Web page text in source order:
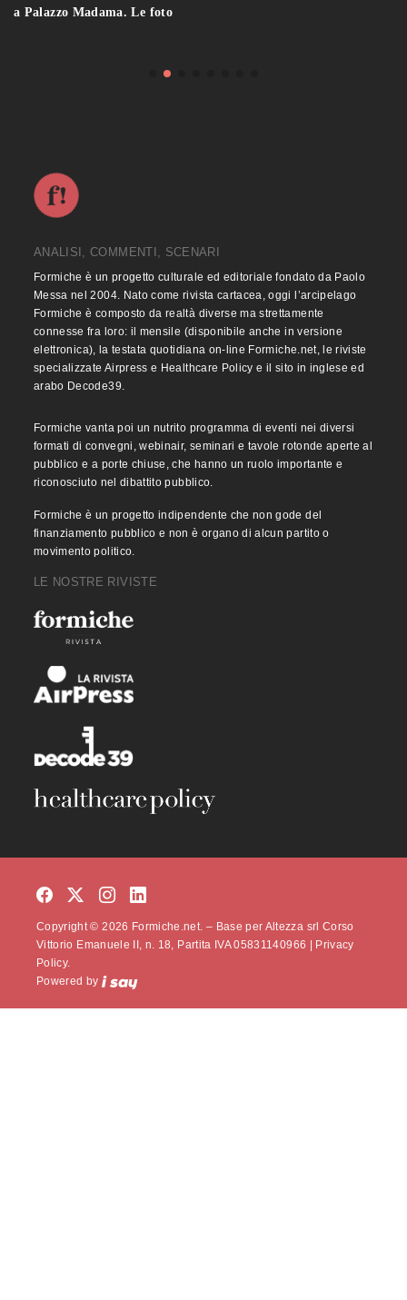
a Palazzo Madama. Le foto
ANALISI, COMMENTI, SCENARI
Formiche è un progetto culturale ed editoriale fondato da Paolo
Messa nel 2004. Nato come rivista cartacea, oggi l’arcipelago
Formiche è composto da realtà diverse ma strettamente
connesse fra loro: il mensile (disponibile anche in versione
elettronica), la testata quotidiana on-line Formiche.net, le riviste
specializzate Airpress e Healthcare Policy e il sito in inglese ed
arabo Decode39.
Formiche vanta poi un nutrito programma di eventi nei diversi
formati di convegni, webinair, seminari e tavole rotonde aperte al
pubblico e a porte chiuse, che hanno un ruolo importante e
riconosciuto nel dibattito pubblico.
Formiche è un progetto indipendente che non gode del
finanziamento pubblico e non è organo di alcun partito o
movimento politico.
LE NOSTRE RIVISTE
Copyright © 2026 Formiche.net. – Base per Altezza srl Corso
Vittorio Emanuele II, n. 18, Partita IVA 05831140966 |
Privacy
Policy.
Powered by